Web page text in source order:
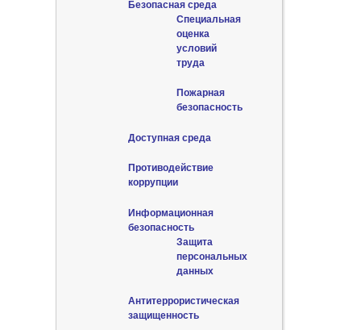
Безопасная среда
Специальная
оценка
условий
труда
Пожарная
безопасность
Доступная среда
Противодействие
коррупции
Информационная
безопасность
Защита
персональных
данных
Антитеррористическая
защищенность